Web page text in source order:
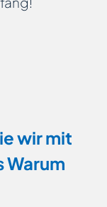
wir mit
Warum